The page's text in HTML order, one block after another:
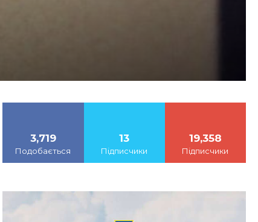
3,719
Подобається
13
Підписчики
19,358
Підписчики